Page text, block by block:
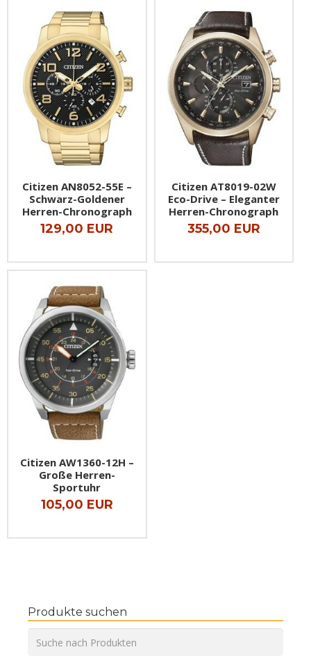
Citizen AN8052-55E –
Schwarz-Goldener
Herren-Chronograph
129,00 EUR
Citizen AT8019-02W
Eco-Drive – Eleganter
Herren-Chronograph
355,00 EUR
Citizen AW1360-12H –
Große Herren-
Sportuhr
105,00 EUR
Produkte suchen